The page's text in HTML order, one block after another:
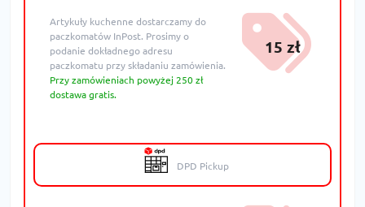
Artykuły kuchenne dostarczamy do
paczkomatów InPost. Prosimy o
podanie dokładnego adresu
paczkomatu przy składaniu zamówienia.
Przy zamówieniach powyżej 250 zł
dostawa gratis.
15 zł
DPD Pickup